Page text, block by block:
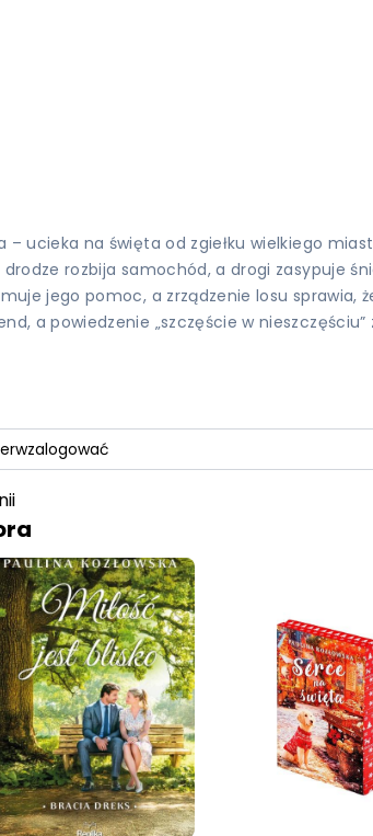
– ucieka na święta od zgiełku wielkiego
rozbija samochód, a drogi zasypuje
jego pomoc, a zrządzenie losu
a powiedzenie „szczęście w
zalogować